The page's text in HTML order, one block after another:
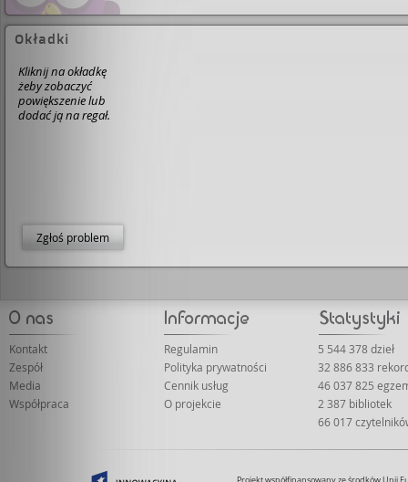
Okładki
Kliknij na okładkę
żeby zobaczyć
powiększenie lub
dodać ją na regał.
Zgłoś problem
Kontakt
Zespół
Media
Współpraca
Regulamin
Polityka prywatności
Cennik usług
O projekcie
5 544 378 dzieł
32 886 833
46 037 825
2 387 bibliotek
66 017